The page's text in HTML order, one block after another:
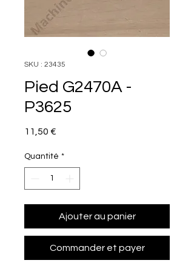
SKU : 23435
Pied G2470A -
P3625
11,50 €
Quantité *
Ajouter au panier
Commander et payer